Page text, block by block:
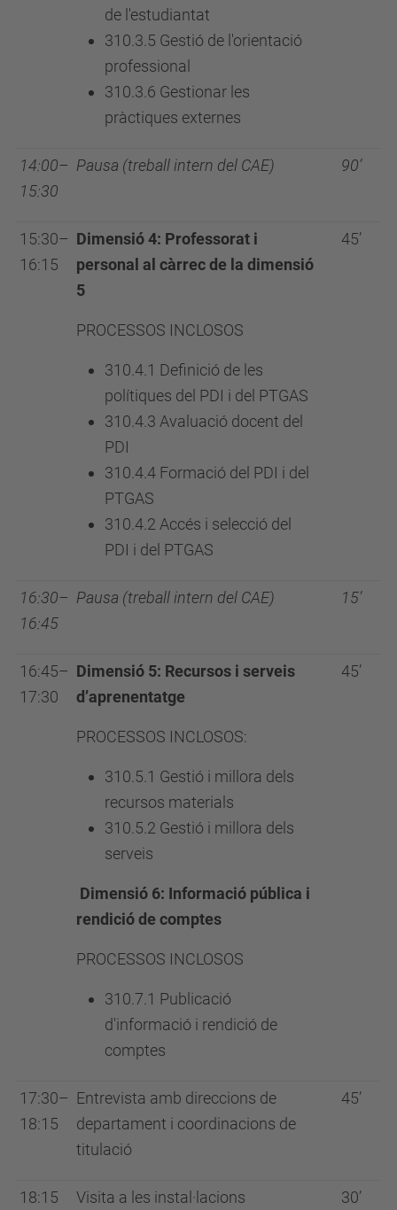
de l'estudiantat
310.3.5 Gestió de l'orientació
professional
310.3.6 Gestionar les
pràctiques externes
14:00–
15:30
Pausa (treball intern del CAE) 90’
15:30–
16:15
Dimensió 4: Professorat i
personal al càrrec de la dimensió
5
PROCESSOS INCLOSOS
310.4.1 Definició de les
polítiques del PDI i del PTGAS
310.4.3 Avaluació docent del
PDI
310.4.4 Formació del PDI i del
PTGAS
310.4.2 Accés i selecció del
PDI i del PTGAS
45’
16:30–
16:45
Pausa (treball intern del CAE) 15’
16:45–
17:30
Dimensió 5: Recursos i serveis
d’aprenentatge
PROCESSOS INCLOSOS:
310.5.1 Gestió i millora dels
recursos materials
310.5.2 Gestió i millora dels
serveis
Dimensió 6: Informació pública i
rendició de comptes
PROCESSOS INCLOSOS
310.7.1 Publicació
d'informació i rendició de
comptes
45’
17:30–
18:15
Entrevista amb direccions de
departament i coordinacions de
titulació
45’
18:15
Visita a les instal·lacions 30’